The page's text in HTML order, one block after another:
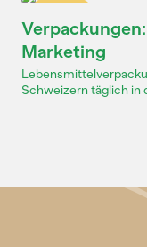
Marketing
Schweizern täglich in